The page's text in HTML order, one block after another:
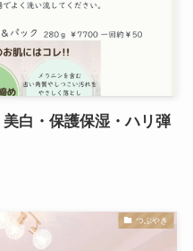
白・保護保湿・ハリ弾
つぶやき